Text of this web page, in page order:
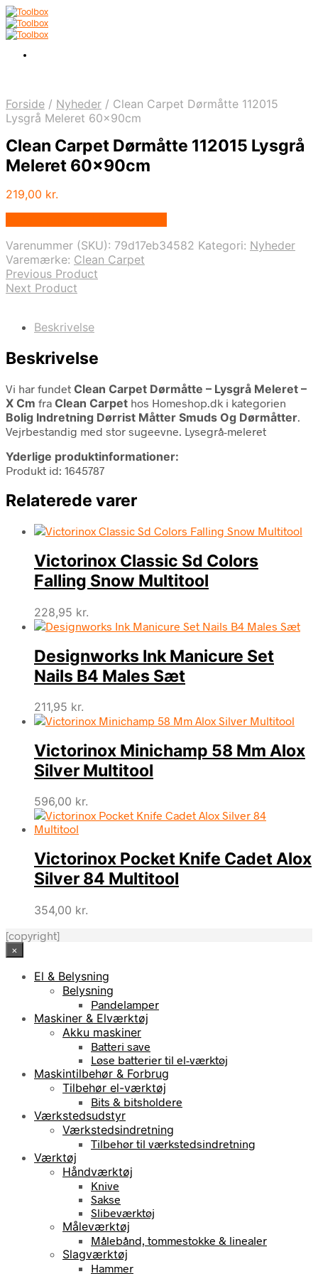
Forside / Nyheder / Clean Carpet Dørmåtte 112015
Lysgrå Meleret 60x90cm
Clean Carpet Dørmåtte 112015 Lysgrå
Meleret 60x90cm
219,00 kr.
Varenummer (SKU): 79d17eb34582 Kategori: Nyheder
Varemærke: Clean Carpet
Previous Product
Next Product
Beskrivelse
Beskrivelse
Vi har fundet Clean Carpet Dørmåtte – Lysgrå Meleret –
X Cm fra Clean Carpet hos Homeshop.dk i kategorien
Bolig Indretning Dørrist Måtter Smuds Og Dørmåtter.
Vejrbestandig med stor sugeevne. Lysegrå-meleret
Yderlige produktinformationer:
Produkt id: 1645787
Relaterede varer
Victorinox Classic Sd Colors
Falling Snow Multitool
228,95 kr.
Designworks Ink Manicure Set
Nails B4 Males Sæt
211,95 kr.
Victorinox Minichamp 58 Mm Alox
Silver Multitool
596,00 kr.
Victorinox Pocket Knife Cadet Alox
Silver 84 Multitool
354,00 kr.
[copyright]
×
El & Belysning
Belysning
Pandelamper
Maskiner & Elværktøj
Akku maskiner
Batteri save
Løse batterier til el-værktøj
Maskintilbehør & Forbrug
Tilbehør el-værktøj
Bits & bitsholdere
Værkstedsudstyr
Værkstedsindretning
Tilbehør til værkstedsindretning
Værktøj
Håndværktøj
Knive
Sakse
Slibeværktøj
Måleværktøj
Målebånd, tommestokke & linealer
Slagværktøj
Hammer